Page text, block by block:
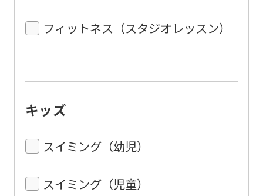
フィットネス（スタジオレッスン）
キッズ
スイミング（幼児）
スイミング（児童）